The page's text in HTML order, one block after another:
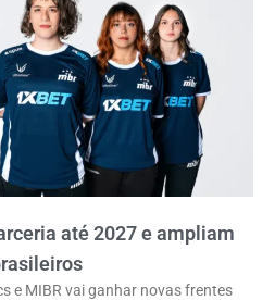
até 2027 e ampliam
e MIBR vai ganhar novas frentes